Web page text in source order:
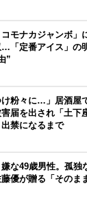
モナカジャンボ」
…「定番アイス」の
”
け粉々に…」居酒屋
届を出され「土下
禁になるまで
な49歳男性。孤独
優が贈る「そのま